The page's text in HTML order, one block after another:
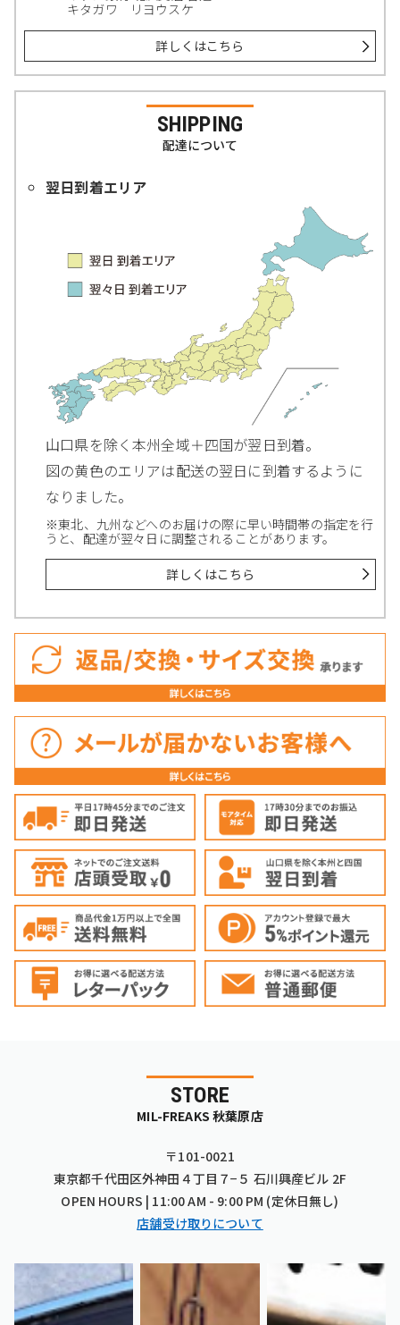
キタガワ リヨウスケ
詳しくはこちら
SHIPPING
配達について
翌日到着エリア
山口県を除く本州全域＋四国が翌日到着。
図の黄色のエリアは配送の翌日に到着するように
なりました。
※東北、九州などへのお届けの際に早い時間帯の指定を行
うと、配達が翌々日に調整されることがあります。
詳しくはこちら
STORE
MIL-FREAKS 秋葉原店
〒101-0021
東京都千代田区外神田４丁目７−５ 石川興産ビル 2F
OPEN HOURS | 11:00 AM - 9:00 PM (定休日無し)
店舗受け取りについて